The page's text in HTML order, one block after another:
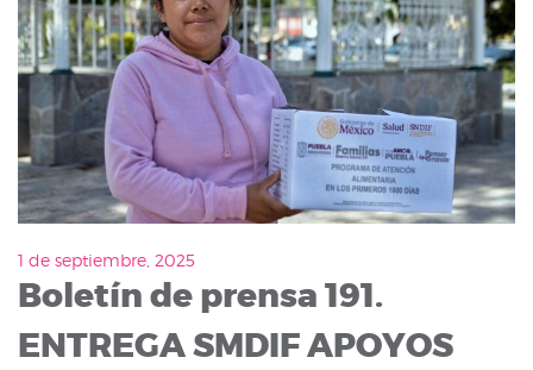
1 de septiembre, 2025
Boletín de prensa 191.
ENTREGA SMDIF APOYOS